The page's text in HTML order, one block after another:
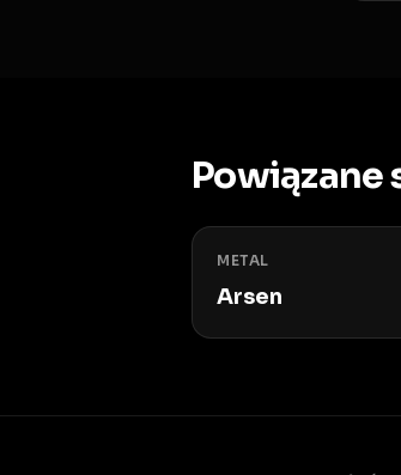
Powiązane
METAL
Arsen